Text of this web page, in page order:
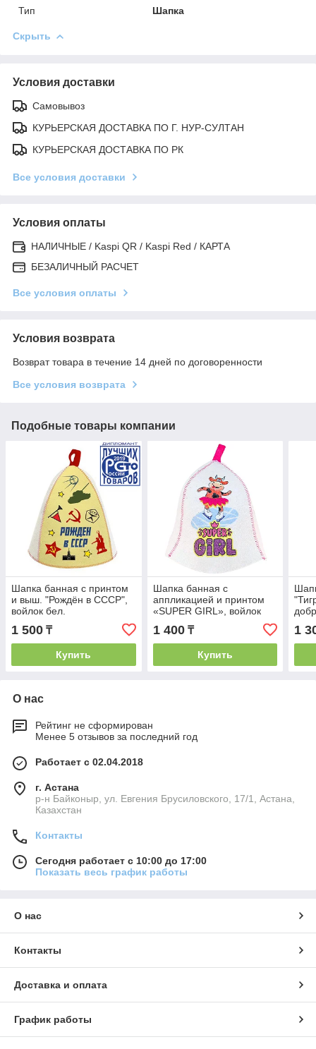
Тип
Шапка
Скрыть
Условия доставки
Самовывоз
КУРЬЕРСКАЯ ДОСТАВКА ПО Г. НУР-СУЛТАН
КУРЬЕРСКАЯ ДОСТАВКА ПО РК
Все условия доставки
Условия оплаты
НАЛИЧНЫЕ / Kaspi QR / Kaspi Red / КАРТА
БЕЗАЛИЧНЫЙ РАСЧЕТ
Все условия оплаты
Условия возврата
Возврат товара в течение 14 дней по договоренности
Все условия возврата
Подобные товары компании
Шапка банная с принтом
и выш. "Рождён в СССР",
войлок бел.
1 500 ₸
Купить
Шапка банная с
аппликацией и принтом
«SUPER GIRL», войлок
1 400₸
Купить
1
О нас
Рейтинг не сформирован
Менее 5 отзывов за последний год
Работает с 02.04.2018
г. Астана
р-н Байконыр, ул. Евгения Брусиловского, 17/1, Астана,
Казахстан
Контакты
Сегодня работает с 10:00 до 17:00
Показать весь график работы
О нас
Контакты
Доставка и оплата
График работы